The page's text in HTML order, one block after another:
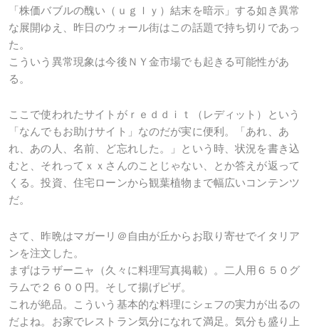
「株価バブルの醜い（ｕｇｌｙ）結末を暗示」する如き異常
な展開ゆえ、昨日のウォール街はこの話題で持ち切りであっ
た。
こういう異常現象は今後ＮＹ金市場でも起きる可能性があ
る。
ここで使われたサイトがｒｅｄｄｉｔ（レディット）という
「なんでもお助けサイト」なのだが実に便利。「あれ、あ
れ、あの人、名前、ど忘れした。」という時、状況を書き込
むと、それってｘｘさんのことじゃない、とか答えが返って
くる。投資、住宅ローンから観葉植物まで幅広いコンテンツ
だ。
さて、昨晩はマガーリ＠自由が丘からお取り寄せでイタリア
ンを注文した。
まずはラザーニャ（久々に料理写真掲載）。二人用６５０グ
ラムで２６００円。そして揚げピザ。
これが絶品。こういう基本的な料理にシェフの実力が出るの
だよね。お家でレストラン気分になれて満足。気分も盛り上